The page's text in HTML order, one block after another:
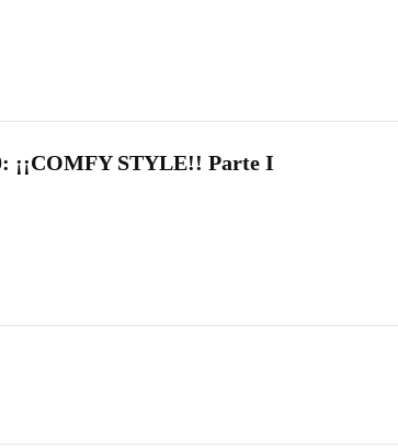
¡¡COMFY STYLE!! Parte I